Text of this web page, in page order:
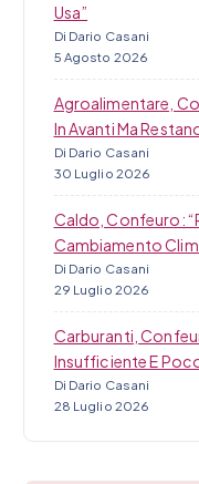
Usa”
Di Dario Casani
5 Agosto 2026
Agroalimentare,
In Avanti Ma
Di Dario Casani
30 Luglio 2026
Caldo, Confeuro:
Cambiamento
Di Dario Casani
29 Luglio 2026
Carburanti,
Insufficiente E
Di Dario Casani
28 Luglio 2026